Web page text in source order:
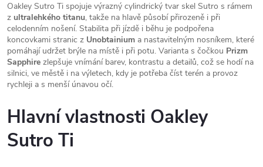
Oakley Sutro Ti spojuje výrazný cylindrický tvar skel Sutro s rámem
z ultralehkého titanu, takže na hlavě působí přirozeně i při
celodenním nošení. Stabilita při jízdě i běhu je podpořena
koncovkami stranic z Unobtainium a nastavitelným nosníkem, které
pomáhají udržet brýle na místě i při potu. Varianta s čočkou Prizm
Sapphire zlepšuje vnímání barev, kontrastu a detailů, což se hodí na
silnici, ve městě i na výletech, kdy je potřeba číst terén a provoz
rychleji a s menší únavou očí.
Hlavní vlastnosti Oakley
Sutro Ti